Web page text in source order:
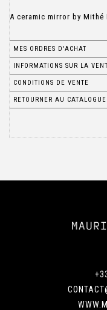
A ceramic mirror by Mithé
MES ORDRES D'ACHAT
INFORMATIONS SUR LA
CONDITIONS DE VENTE
RETOURNER AU CATALOGUE